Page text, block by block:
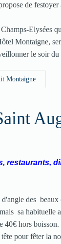
de
Elysées
Montaigne,
le soir
Montaigne
restaurants,
d'angle des
mais sahabituelle
40€ hors boisson.
pour fêter la